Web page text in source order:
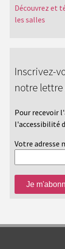
Découvrez et
les salles
Inscrivez-
notre
Pour recevoir
l'accessibilité
Votre adresse